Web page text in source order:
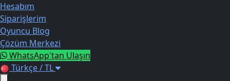
Hesabım
Siparişlerim
Oyuncu Blog
Çözüm Merkezi
WhatsApp'tan Ulaşın
Türkçe / TL